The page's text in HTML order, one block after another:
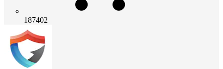
187402